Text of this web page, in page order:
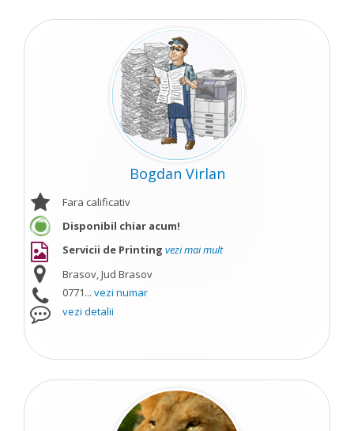
Bogdan Virlan
Fara calificativ
Disponibil chiar acum!
Servicii de Printing vezi mai mult
Brasov, Jud Brasov
0771... vezi numar
vezi detalii